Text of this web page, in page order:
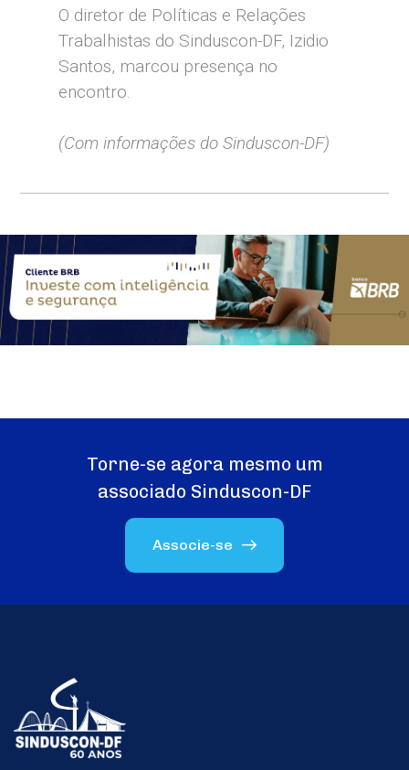
O diretor de Políticas e Relações
Trabalhistas do Sinduscon-DF, Izidio
Santos, marcou presença no
encontro.
(Com informações do Sinduscon-DF)
Torne-se agora mesmo um
associado Sinduscon-DF
Associe-se